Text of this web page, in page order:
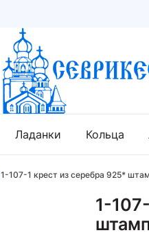
Ладанки Кольца
1-107-1 крест из серебра 925*
1-